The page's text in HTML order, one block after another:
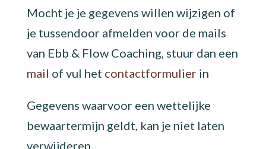
Mocht je je gegevens willen wijzigen of
je tussendoor afmelden voor de mails
van Ebb & Flow Coaching, stuur dan een
mail of vul het contactformulier in
Gegevens waarvoor een wettelijke
bewaartermijn geldt, kan je niet laten
verwijderen.